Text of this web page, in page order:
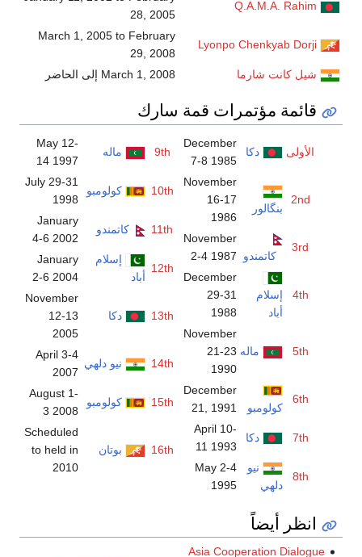
Q.A.M.A. Rahim
28, 2005
Lyonpo Chenkyab Dorji
March 1, 2005 to February
29, 2008
شيل كانت شارما
March 1, 2008 إلى الحاضر
قائمة مؤتمرات قمة سارك
الأولى دكا
December
7-8 1985
2nd
بنگالور
November
16-17
1986
3rd
كاتمندو
November
2-4 1987
4th
إسلام
أباد
December
29-31
1988
5th ماله
November
21-23
1990
6th
كولومبو
December
21, 1991
7th دكا
April 10-
11 1993
8th
نيو
دلهي
May 2-4
1995
9th ماله
May 12-
14 1997
10th كولومبو
July 29-31
1998
11th كاتمندو
January
4-6 2002
12th
إسلام
أباد
January
2-6 2004
13th دكا
November
12-13
2005
14th نيو دلهي
April 3-4
2007
15th كولومبو
August 1-
3 2008
16th بوتان
Scheduled
to held in
2010
انظر أيضاً
Asia Cooperation Dialogue